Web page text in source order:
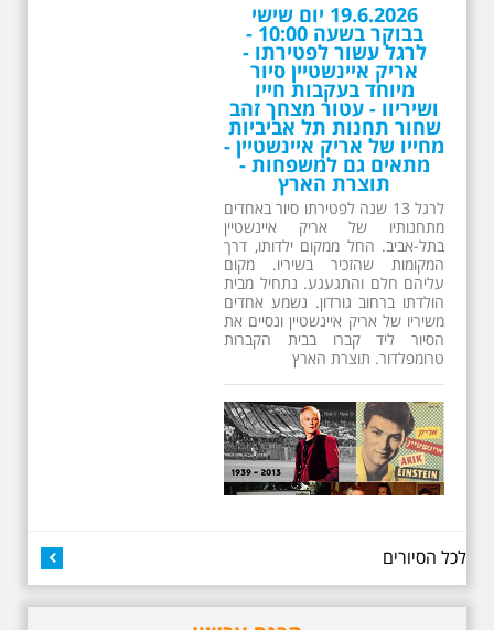
19.6.2026 יום שישי
בבוקר בשעה 10:00 -
לרגל עשור לפטירתו -
אריק איינשטיין סיור
מיוחד בעקבות חייו
ושיריוו - עטור מצחך זהב
שחור תחנות תל אביביות
מחייו של אריק איינשטיין -
מתאים גם למשפחות -
תוצרת הארץ
לרגל 13 שנה לפטירתו סיור באחדים
מתחנותיו של אריק איינשטיין
בתל-אביב. החל ממקום ילדותו, דרך
המקומות שהזכיר בשיריו. מקום
עליהם חלם והתגעגע. נתחיל מבית
הולדתו ברחוב גורדון. נשמע אחדים
משיריו של אריק איינשטיין ונסיים את
הסיור ליד קברו בבית הקברות
טרומפלדור. תוצרת הארץ
סיור מיוחד בעקבות חייו
ושיריו - עטור מצחך זהב
לכל הסיורים